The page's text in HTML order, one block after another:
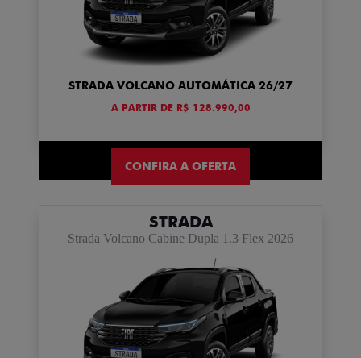
STRADA VOLCANO AUTOMÁTICA 26/27
A PARTIR DE R$ 128.990,00
CONFIRA A OFERTA
STRADA
Strada Volcano Cabine Dupla 1.3 Flex 2026